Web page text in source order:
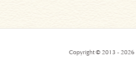
Copyright © 2013 - 2026